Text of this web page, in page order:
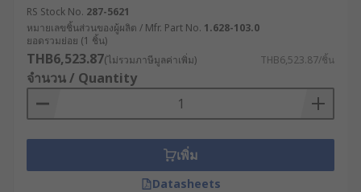
RS Stock No. 287-5621
หมายเลขชิ้นส่วนของผู้ผลิต / Mfr. Part No. 1.628-103.0
ยอดรวมย่อย (1 ชิ้น)
THB6,523.87(ไม่รวมภาษีมูลค่าเพิ่ม) THB6,523.87/ชิ้น
จำนวน / Quantity
เพิ่ม
Datasheets